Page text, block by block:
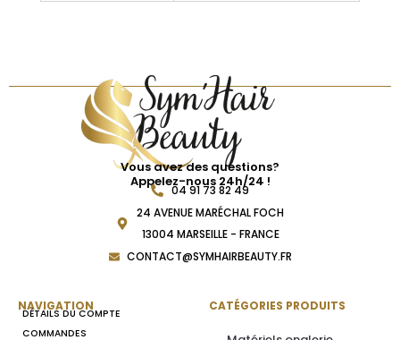
Vous avez des questions?
Appelez-nous 24h/24 !
04 91 73 82 49
24 AVENUE MARÉCHAL FOCH
13004 MARSEILLE - FRANCE
CONTACT@SYMHAIRBEAUTY.FR
NAVIGATION
DÉTAILS DU COMPTE
COMMANDES
CATÉGORIES PRODUITS